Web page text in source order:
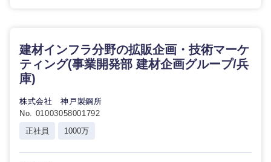
建材インフラ分野の拡販企画・技術マーケ
ティング(事業開発部 建材企画グループ/兵
庫)
株式会社 神戸製鋼所
No. 01003058001792
正社員
1000万